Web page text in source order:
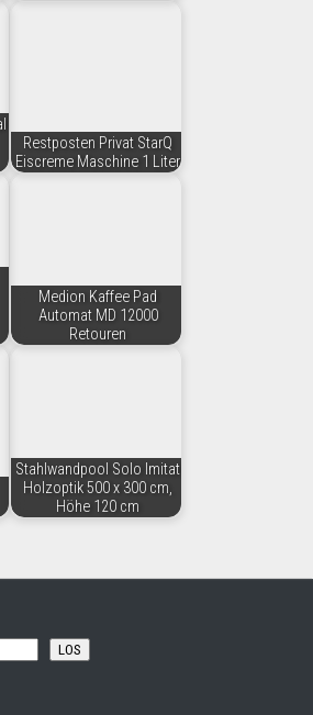
Restposten Privat StarQ
Eiscreme Maschine 1 Liter
Medion Kaffee Pad
Automat MD 12000
Retouren
Stahlwandpool Solo Imitat
Holzoptik 500 x 300 cm,
Höhe 120 cm
LOS